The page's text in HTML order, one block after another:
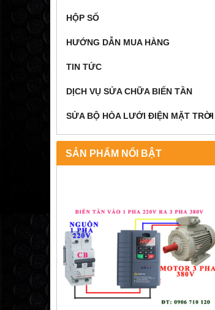
HỘP SỐ
HƯỚNG DẪN MUA HÀNG
TIN TỨC
DỊCH VỤ SỬA CHỮA BIẾN TẦN
SỬA BỘ HÒA LƯỚI ĐIỆN MẶT TRỜI
SẢN PHẨM NỔI BẬT